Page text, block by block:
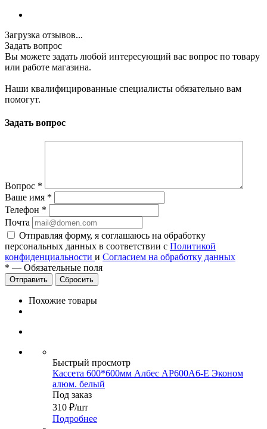
Загрузка отзывов...
Задать вопрос
Вы можете задать любой интересующий вас вопрос по товару
или работе магазина.
Наши квалифицированные специалисты обязательно вам
помогут.
Задать вопрос
Вопрос *
Ваше имя *
Телефон *
Почта
Отправляя форму, я соглашаюсь на обработку
персональных данных в соответствии с Политикой
конфиденциальности и Согласием на обработку данных
* — Обязательные поля
Сбросить
Похожие товары
Быстрый просмотр
Кассета 600*600мм Албес АР600А6-Е Эконом
алюм. белый
Под заказ
310 ₽/шт
Подробнее